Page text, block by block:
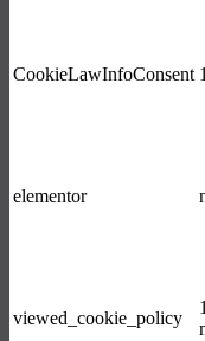
CookieLawInfoConsent
elementor
viewed_cookie_policy